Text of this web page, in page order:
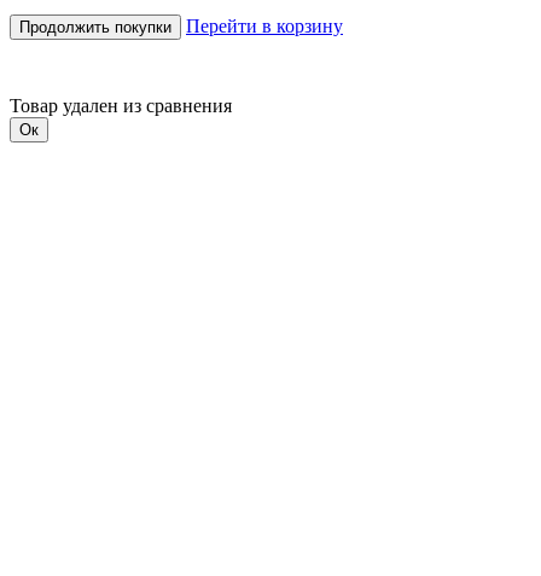
Продолжить покупки Перейти в корзину
Товар удален из сравнения
Ок